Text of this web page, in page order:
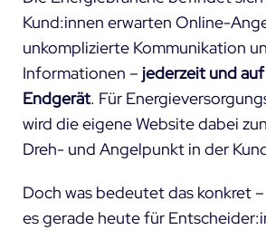
Kund:innen erwarten Online-
unkomplizierte Kommunikation
Informationen – jederzeit und
Endgerät. Für
wird die eigene Website dabei
Dreh- und Angelpunkt in der
Doch was bedeutet das konkret
es gerade heute für